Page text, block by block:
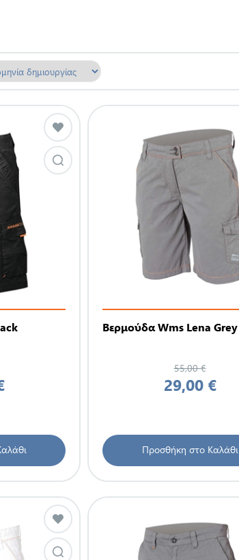
Βερμούδα Wms Lena Grey
55,00 €
29,00 €
Προσθήκη στο Καλάθι